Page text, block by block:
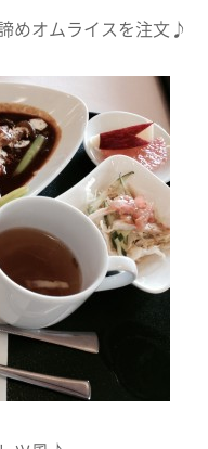
めオムライスを注文♪